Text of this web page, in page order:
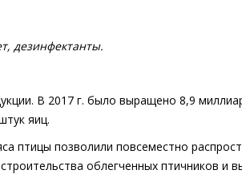
дезинфектанты.
В 2017 г. было выращено 8,9
яиц.
птицы позволили повсеместно
строительства облегченных птичников и